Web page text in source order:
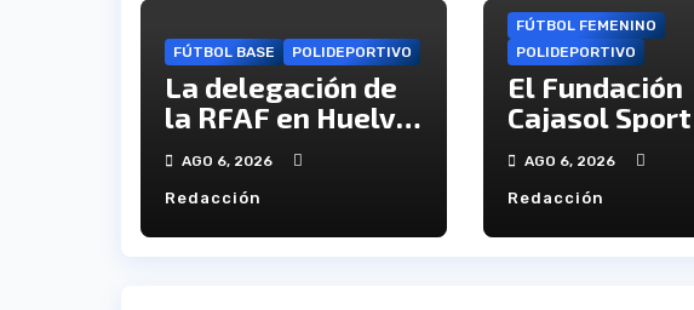
FÚTBOL BASE POLIDEPORTIVO
La delegación de
la RFAF en Huelva
hace público los
calendarios de la
categoría juvenil
AGO 6, 2026
Redacción
FÚTBOL FEMENINO
POLIDEPORTIVO
El Fundación
Cajasol
iniciará la Liga
recibiendo al
Cacereño
AGO 6, 2026
Redacción